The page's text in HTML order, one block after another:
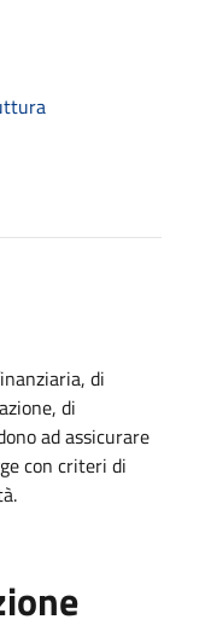
di
di
ad assicurare
con criteri di